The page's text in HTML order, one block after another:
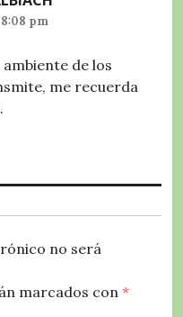
pm
de los
me recuerda
no será
marcados con *